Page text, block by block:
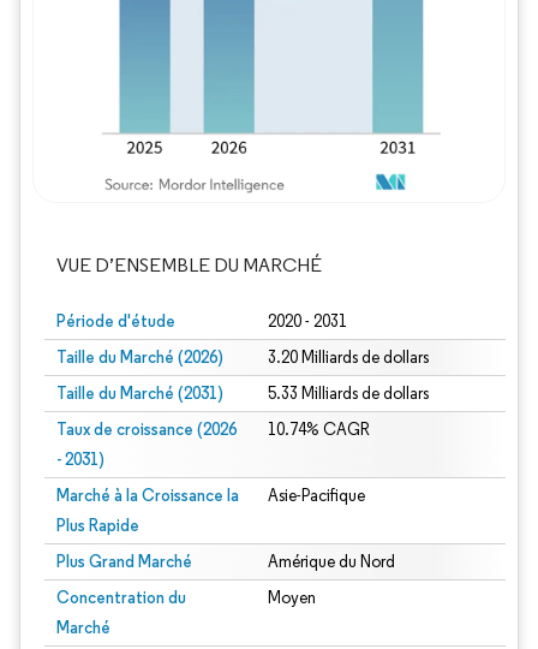
VUE D’ENSEMBLE DU MARCHÉ
Période d'étude 2020 - 2031
Taille du Marché (2026) 3.20 Milliards de dollars
Taille du Marché (2031) 5.33 Milliards de dollars
Taux de croissance (2026
- 2031)
10.74% CAGR
Marché à la Croissance la
Plus Rapide
Asie-Pacifique
Plus Grand Marché Amérique du Nord
Concentration du
Marché
Moyen